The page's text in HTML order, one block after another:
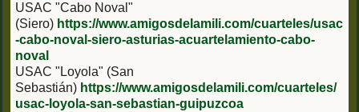
USAC "Cabo Noval"
(Siero) https://www.amigosdelamili.com/cuarteles/usac
-cabo-noval-siero-asturias-acuartelamiento-cabo-
noval
USAC "Loyola" (San
Sebastián) https://www.amigosdelamili.com/cuarteles/
usac-loyola-san-sebastian-guipuzcoa